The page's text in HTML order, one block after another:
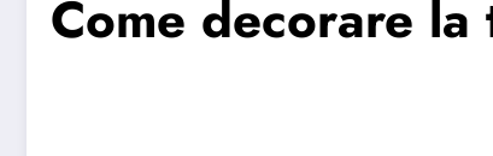
Come decorare